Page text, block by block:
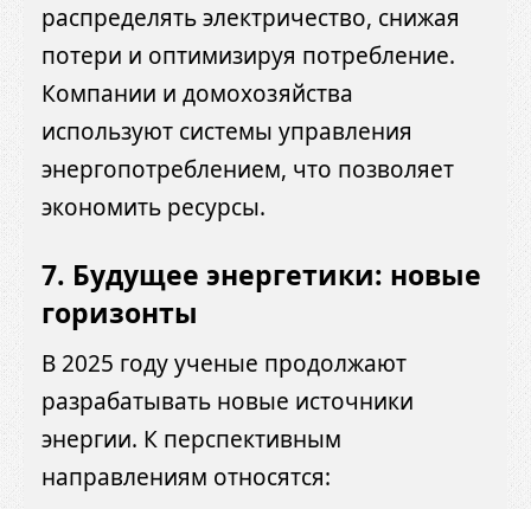
распределять электричество, снижая
потери и оптимизируя потребление.
Компании и домохозяйства
используют системы управления
энергопотреблением, что позволяет
экономить ресурсы.
7. Будущее энергетики: новые
горизонты
В 2025 году ученые продолжают
разрабатывать новые источники
энергии. К перспективным
направлениям относятся: